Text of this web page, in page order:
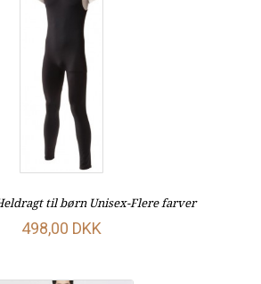
til børn Unisex-Flere farver
498,00 DKK